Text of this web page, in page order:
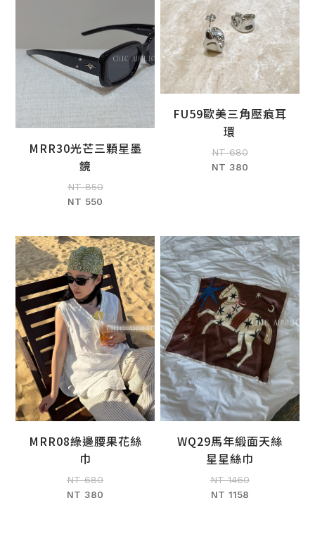
加入購物車
MRR30光芒三顆星墨
鏡
NT 850
NT 550
加入購物車
FU59歐美三角壓痕耳
環
NT 680
NT 380
加入購物車
MRR08綠邊腰果花絲
巾
NT 680
NT 380
加入購物車
WQ29馬年緞面天絲
星星絲巾
NT 1460
NT 1158